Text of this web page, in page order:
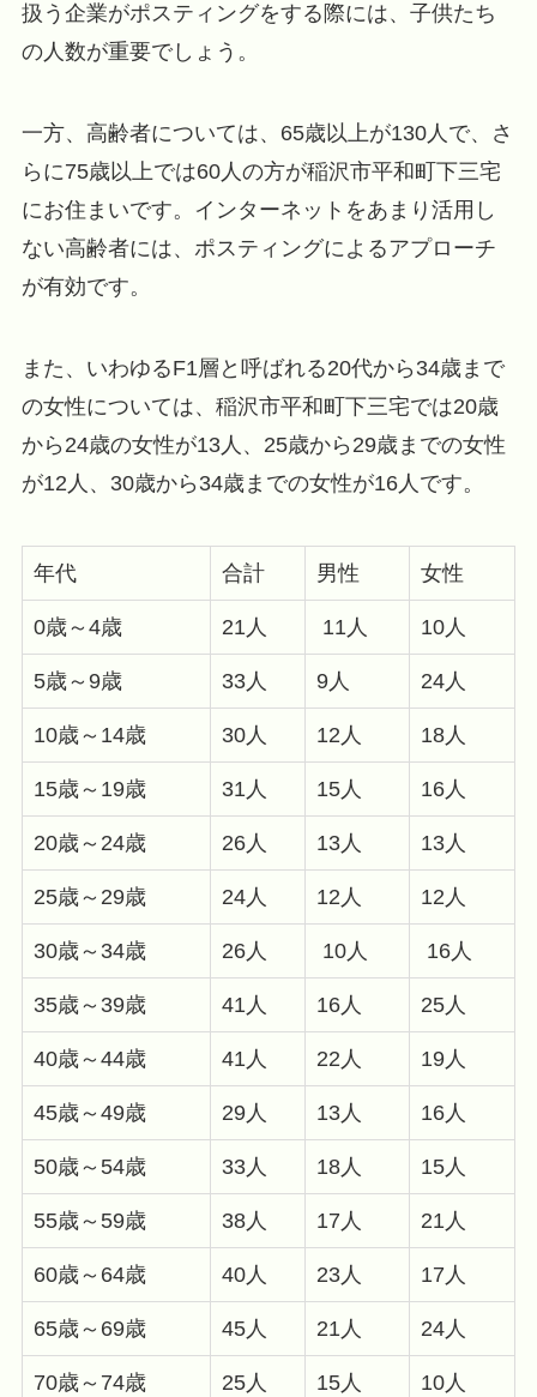
扱う企業がポスティングをする際には、子供たち
の人数が重要でしょう。
一方、高齢者については、65歳以上が130人で、さ
らに75歳以上では60人の方が稲沢市平和町下三宅
にお住まいです。インターネットをあまり活用し
ない高齢者には、ポスティングによるアプローチ
が有効です。
また、いわゆるF1層と呼ばれる20代から34歳まで
の女性については、稲沢市平和町下三宅では20歳
から24歳の女性が13人、25歳から29歳までの女性
が12人、30歳から34歳までの女性が16人です。
年代 合計 男性 女性
0歳～4歳 21人 11人 10人
5歳～9歳 33人 9人 24人
10歳～14歳 30人 12人 18人
15歳～19歳 31人 15人 16人
20歳～24歳 26人 13人 13人
25歳～29歳 24人 12人 12人
30歳～34歳 26人 10人 16人
35歳～39歳 41人 16人 25人
40歳～44歳 41人 22人 19人
45歳～49歳 29人 13人 16人
50歳～54歳 33人 18人 15人
55歳～59歳 38人 17人 21人
60歳～64歳 40人 23人 17人
65歳～69歳 45人 21人 24人
70歳～74歳 25人 15人 10人